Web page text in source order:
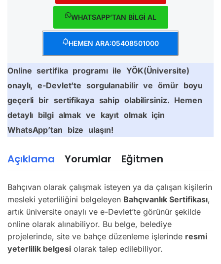
Açıklama Yorumlar Eğitmen
Bahçıvan olarak çalışmak isteyen ya da çalışan kişilerin
mesleki yeterliliğini belgeleyen Bahçıvanlık Sertifikası,
artık üniversite onaylı ve e-Devlet’te görünür şekilde
online olarak alınabiliyor. Bu belge, belediye
projelerinde, site ve bahçe düzenleme işlerinde resmi
yeterlilik belgesi olarak talep edilebiliyor.
WHATSAPP’TAN BİLGİ AL
HEMEN ARA:05408501000
Online sertifika programı ile YÖK(Üniversite)
onaylı, e-Devlet’te sorgulanabilir ve ömür boyu
geçerli bir sertifikaya sahip olabilirsiniz. Hemen
detaylı bilgi almak ve kayıt olmak için
WhatsApp’tan bize ulaşın!